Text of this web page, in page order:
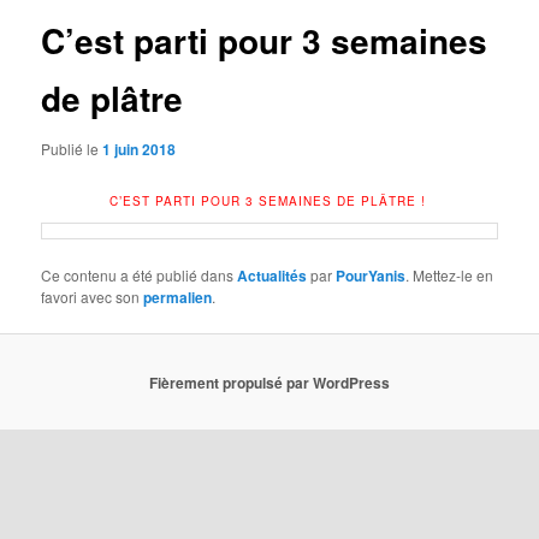
C’est parti pour 3 semaines
de plâtre
Publié le1 juin 2018
C’EST PARTI POUR 3 SEMAINES DE PLÂTRE !
Ce contenu a été publié dansActualitéspar PourYanis. Mettez-le en
favori avec sonpermalien.
Fièrement propulsé par WordPress